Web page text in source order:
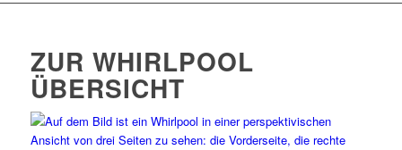
ZUR WHIRLPOOL
ÜBERSICHT